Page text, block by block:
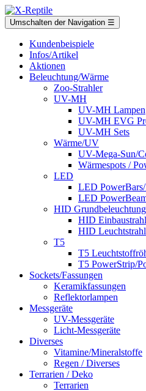
Umschalten der Navigation ☰
Kundenbeispiele
Infos/Artikel
Aktionen
Beleuchtung/Wärme
Zoo-Strahler
UV-MH
UV-MH Lampen
UV-MH EVG
UV-MH Sets
Wärme/UV
UV-Mega-Sun/
Wärmespots /
LED
LED
LED
HID Grundbeleuchtung
HID
HID
T5
T5
T5 PowerStrip/
Sockets/Fassungen
Keramikfassungen
Reflektorlampen
Messgeräte
UV-Messgeräte
Licht-Messgeräte
Diverses
Vitamine/Mineralstoffe
Regen / Diverses
Terrarien / Deko
Terrarien